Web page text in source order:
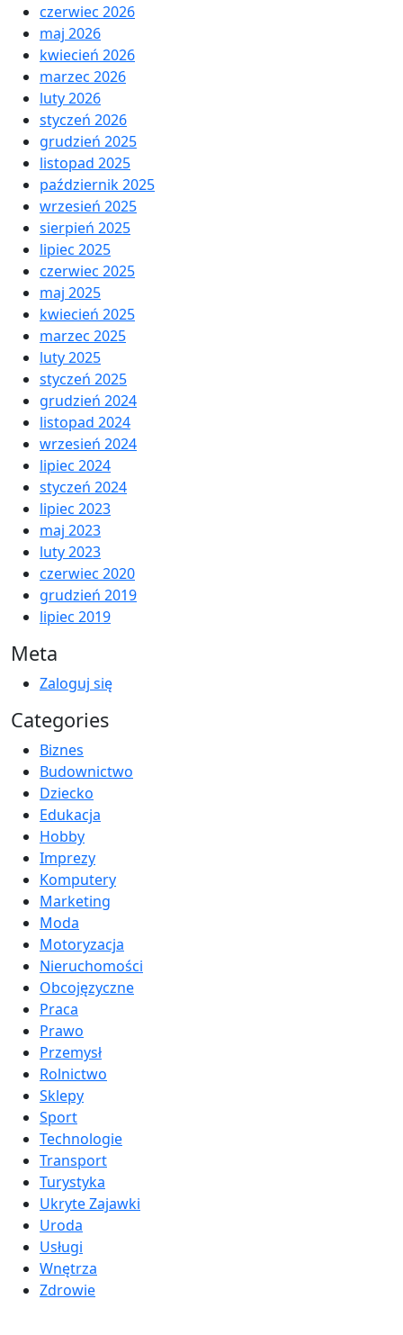
czerwiec 2026
maj 2026
kwiecień 2026
marzec 2026
luty 2026
styczeń 2026
grudzień 2025
listopad 2025
październik 2025
wrzesień 2025
sierpień 2025
lipiec 2025
czerwiec 2025
maj 2025
kwiecień 2025
marzec 2025
luty 2025
styczeń 2025
grudzień 2024
listopad 2024
wrzesień 2024
lipiec 2024
styczeń 2024
lipiec 2023
maj 2023
luty 2023
czerwiec 2020
grudzień 2019
lipiec 2019
Meta
Zaloguj się
Categories
Biznes
Budownictwo
Dziecko
Edukacja
Hobby
Imprezy
Komputery
Marketing
Moda
Motoryzacja
Nieruchomości
Obcojęzyczne
Praca
Prawo
Przemysł
Rolnictwo
Sklepy
Sport
Technologie
Transport
Turystyka
Ukryte Zajawki
Uroda
Usługi
Wnętrza
Zdrowie